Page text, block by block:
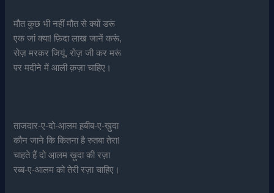
मौत कुछ भी नहीं मौत से क्यों डरूं
एक जां क्या! फ़िदा लाख जानें करूं,
रोज़ मरकर जियूं, रोज़ जी कर मरूं
पर मदीने में आली क़ज़ा चाहिए।
ताजदार-ए-दो-आ़लम ह़बीब-ए-ख़ुदा
कौन जाने कि कितना है रुतबा तेरा!
चाहते हैं दो आ़लम ख़ुदा की रज़ा
रब्ब-ए-आलम को तेरी रज़ा चाहिए।